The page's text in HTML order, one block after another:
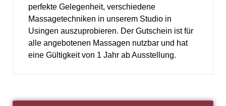
perfekte Gelegenheit, verschiedene
Massagetechniken in unserem Studio in
Usingen auszuprobieren. Der Gutschein ist für
alle angebotenen Massagen nutzbar und hat
eine Gültigkeit von 1 Jahr ab Ausstellung.